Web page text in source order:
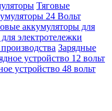
Тяговые
24 Вольт
аккумуляторы для
электротележки
Зарядные
устройство 12 вольт
устройство 48 вольт